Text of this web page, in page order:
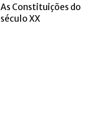
As Constituições do
século XX